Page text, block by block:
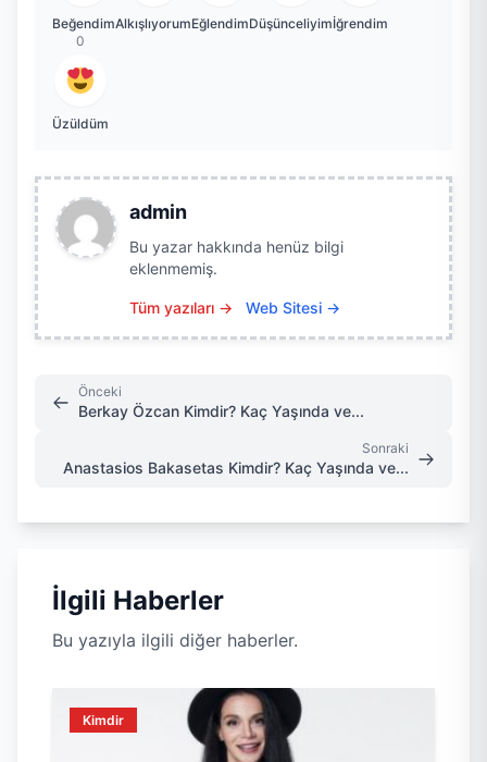
BeğendimAlkışlıyorumEğlendimDüşünceliyimİğrendim
0
Üzüldüm
admin
Bu yazar hakkında henüz bilgi
eklenmemiş.
Tüm yazıları → Web Sitesi →
Önceki
Berkay Özcan Kimdir? Kaç Yaşında ve...
Sonraki
Anastasios Bakasetas Kimdir? Kaç Yaşında ve...
İlgili Haberler
Bu yazıyla ilgili diğer haberler.
Kimdir